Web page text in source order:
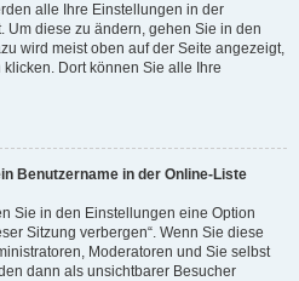
alle Ihre Einstellungen in der
Um diese zu ändern, gehen Sie in den
wird meist oben auf der Seite angezeigt,
Dort können Sie alle Ihre
Benutzername in der Online-Liste
Sie in den Einstellungen eine Option
Sitzung verbergen“. Wenn Sie diese
Moderatoren und Sie selbst
dann als unsichtbarer Besucher